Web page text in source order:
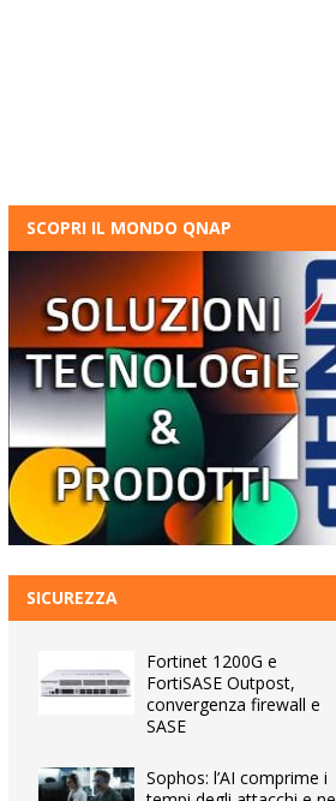
SCOPRI IL MONDO QNAP
SICUREZZA
Fortinet 1200G e
FortiSASE Outpost,
convergenza firewall e
SASE
Sophos: l’AI comprime i